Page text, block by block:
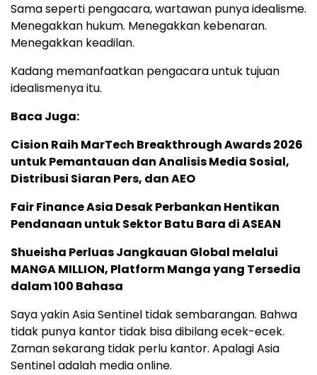
Sama seperti pengacara, wartawan punya idealisme.
Menegakkan hukum. Menegakkan kebenaran.
Menegakkan keadilan.
Kadang memanfaatkan pengacara untuk tujuan
idealismenya itu.
Baca Juga:
Cision Raih MarTech Breakthrough Awards 2026
untuk Pemantauan dan Analisis Media Sosial,
Distribusi Siaran Pers, dan AEO
Fair Finance Asia Desak Perbankan Hentikan
Pendanaan untuk Sektor Batu Bara di ASEAN
Shueisha Perluas Jangkauan Global melalui
MANGA MILLION, Platform Manga yang Tersedia
dalam 100 Bahasa
Saya yakin Asia Sentinel tidak sembarangan. Bahwa
tidak punya kantor tidak bisa dibilang ecek-ecek.
Zaman sekarang tidak perlu kantor. Apalagi Asia
Sentinel adalah media online.